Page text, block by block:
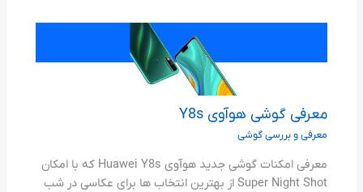
معرفی گوشی هوآوی Y8s
معرفی و بررسی گوشی
معرفی امکنات گوشی جدید هوآوی Huawei Y8s که با امکان
Super Night Shot از بهترین انتخاب ها برای عکاسی در شب